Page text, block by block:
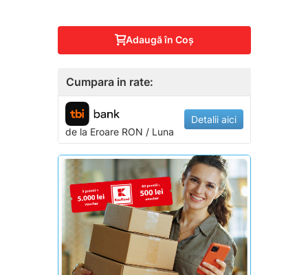
Adaugă în Coş
Cumpara in rate:
de la EroareRON / Luna
Detalii aici